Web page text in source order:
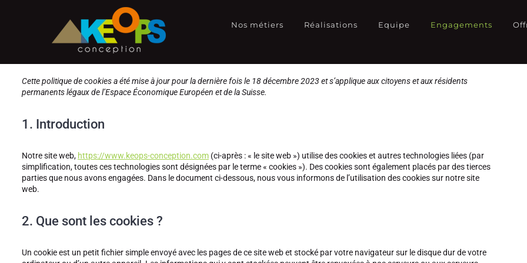
Nos métiers Réalisations Equipe Engagements
Cette politique de cookies a été mise à jour pour la dernière fois le 18 décembre 2023 et s’applique aux citoyens et aux résidents
permanents légaux de l’Espace Économique Européen et de la Suisse.
1. Introduction
Notre site web, https://www.keops-conception.com (ci-après : « le site web ») utilise des cookies et autres technologies liées (par
simplification, toutes ces technologies sont désignées par le terme « cookies »). Des cookies sont également placés par des tierces
parties que nous avons engagées. Dans le document ci-dessous, nous vous informons de l’utilisation des cookies sur notre site
web.
2. Que sont les cookies ?
Un cookie est un petit fichier simple envoyé avec les pages de ce site web et stocké par votre navigateur sur le disque dur de votre